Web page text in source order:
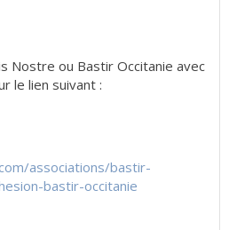
Nostre ou Bastir Occitanie avec
le lien suivant :
associations/bastir-
bastir-occitanie